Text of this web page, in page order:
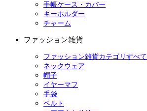
手帳ケース・カバー
キーホルダー
チャーム
ファッション雑貨
ファッション雑貨カテゴリすべて
ネックウェア
帽子
イヤーマフ
手袋
ベルト